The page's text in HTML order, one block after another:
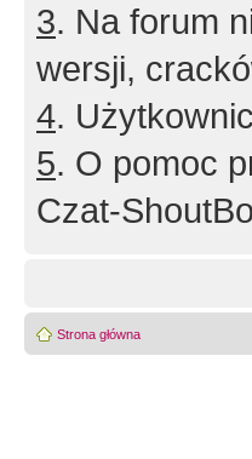
3. Na forum
wersji,
4.
5. O pomoc
Czat-
Strona główna